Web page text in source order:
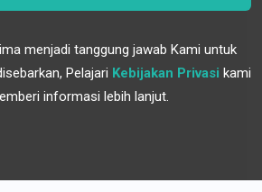
menjadi tanggung jawab Kami untuk
Pelajari Kebijakan Privasi kami
informasi lebih lanjut.